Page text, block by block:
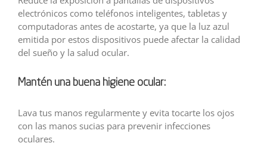
electrónicos como teléfonos inteligentes, tabletas y
computadoras antes de acostarte, ya que la luz azul
emitida por estos dispositivos puede afectar la calidad
del sueño y la salud ocular.
Mantén una buena higiene ocular:
Lava tus manos regularmente y evita tocarte los ojos
con las manos sucias para prevenir infecciones
oculares.